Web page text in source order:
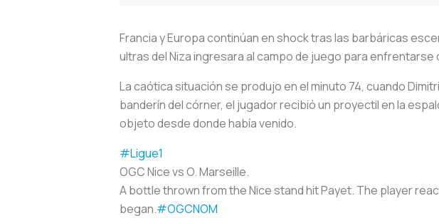
Francia y Europa continúan en shock tras las barbáricas
ultras del Niza ingresara al campo de juego para
La caótica situación se produjo en el minuto 74, cuando
banderín del córner, el jugador recibió un proyectil en la
objeto desde donde había venido.
#Ligue1
OGC Nice vs O. Marseille.
A bottle thrown from the Nice stand hit Payet. The player
began.#OGCNOM